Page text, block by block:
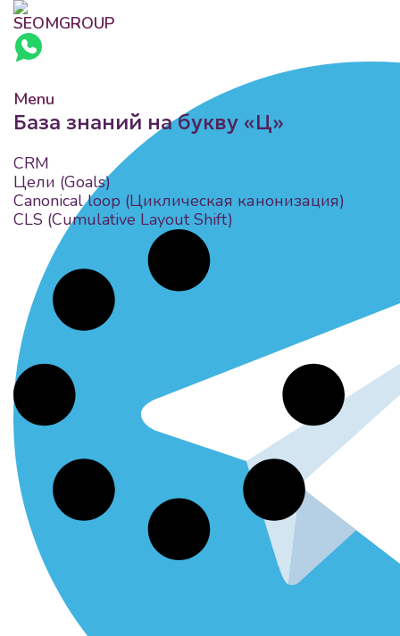
Menu
База знаний на букву «Ц»
CRM
Цели (Goals)
Canonical loop (Циклическая канонизация)
CLS (Cumulative Layout Shift)